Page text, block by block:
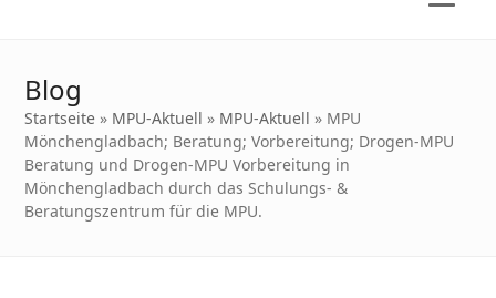
Blog
Startseite » MPU-Aktuell » MPU-Aktuell » MPU
Mönchengladbach; Beratung; Vorbereitung; Drogen-MPU
Beratung und Drogen-MPU Vorbereitung in
Mönchengladbach durch das Schulungs- &
Beratungszentrum für die MPU.